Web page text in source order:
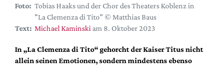
Hefte
Alle Hefte
Leseproben
Podcast
Foto: Tobias Haaks und der Chor des Theaters Koblenz in
"La Clemenza di Tito" © Matthias Baus
Text: Michael Kaminski am 8. Oktober 2023
In „La Clemenza di Tito“ gehorcht der Kaiser Titus nicht
allein seinen Emotionen, sondern mindestens ebenso